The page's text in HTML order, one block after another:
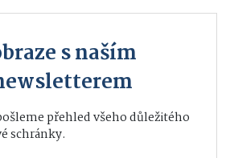
s naším
přehled všeho důležitého
schránky.